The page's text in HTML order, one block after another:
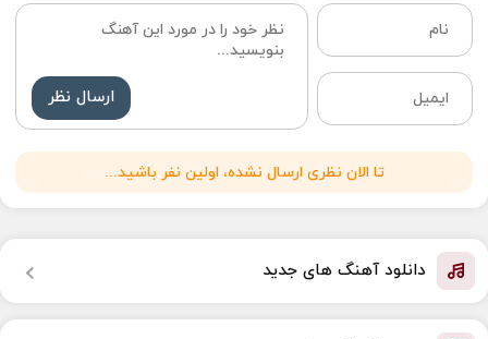
ارسال نظر
تا الان نظری ارسال نشده، اولین نفر باشید...
دانلود آهنگ های جدید